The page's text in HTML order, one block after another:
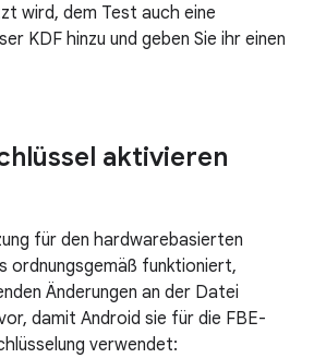
wird, dem Test auch eine
KDF hinzu und geben Sie ihr einen
aktivieren
für den hardwarebasierten
ordnungsgemäß funktioniert,
Änderungen an der Datei
damit Android sie für die FBE-
verwendet: